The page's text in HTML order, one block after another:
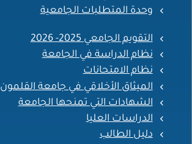
وحدة المتطلبات الجامعية
التقويم الجامعي 2025- 2026
نظام الدراسة في الجامعة
نظام الامتحانات
الميثاق الأخلاقي في جامعة القلمون
الشهادات التي تمنحها الجامعة
الدراسات العليا
دليل الطالب